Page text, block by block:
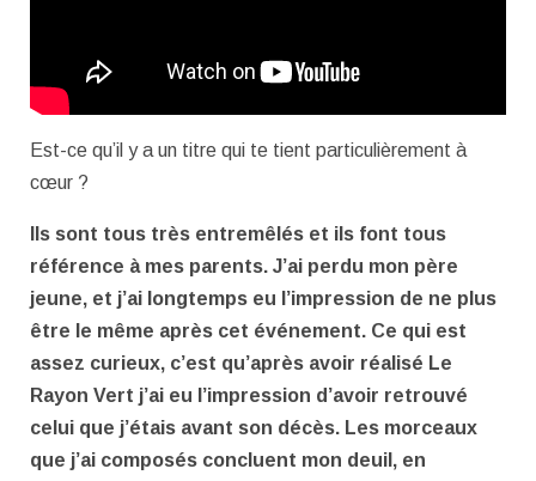
Est-ce qu’il y a un titre qui te tient particulièrement à
cœur ?
Ils sont tous très entremêlés et ils font tous
référence à mes parents. J’ai perdu mon père
jeune, et j’ai longtemps eu l’impression de ne plus
être le même après cet événement. Ce qui est
assez curieux, c’est qu’après avoir réalisé Le
Rayon Vert j’ai eu l’impression d’avoir retrouvé
celui que j’étais avant son décès. Les morceaux
que j’ai composés concluent mon deuil, en